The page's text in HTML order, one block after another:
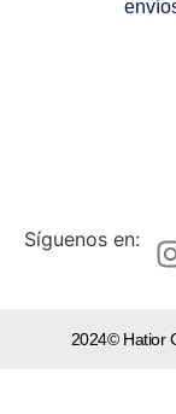
Síguenos en:
2024© Hatior